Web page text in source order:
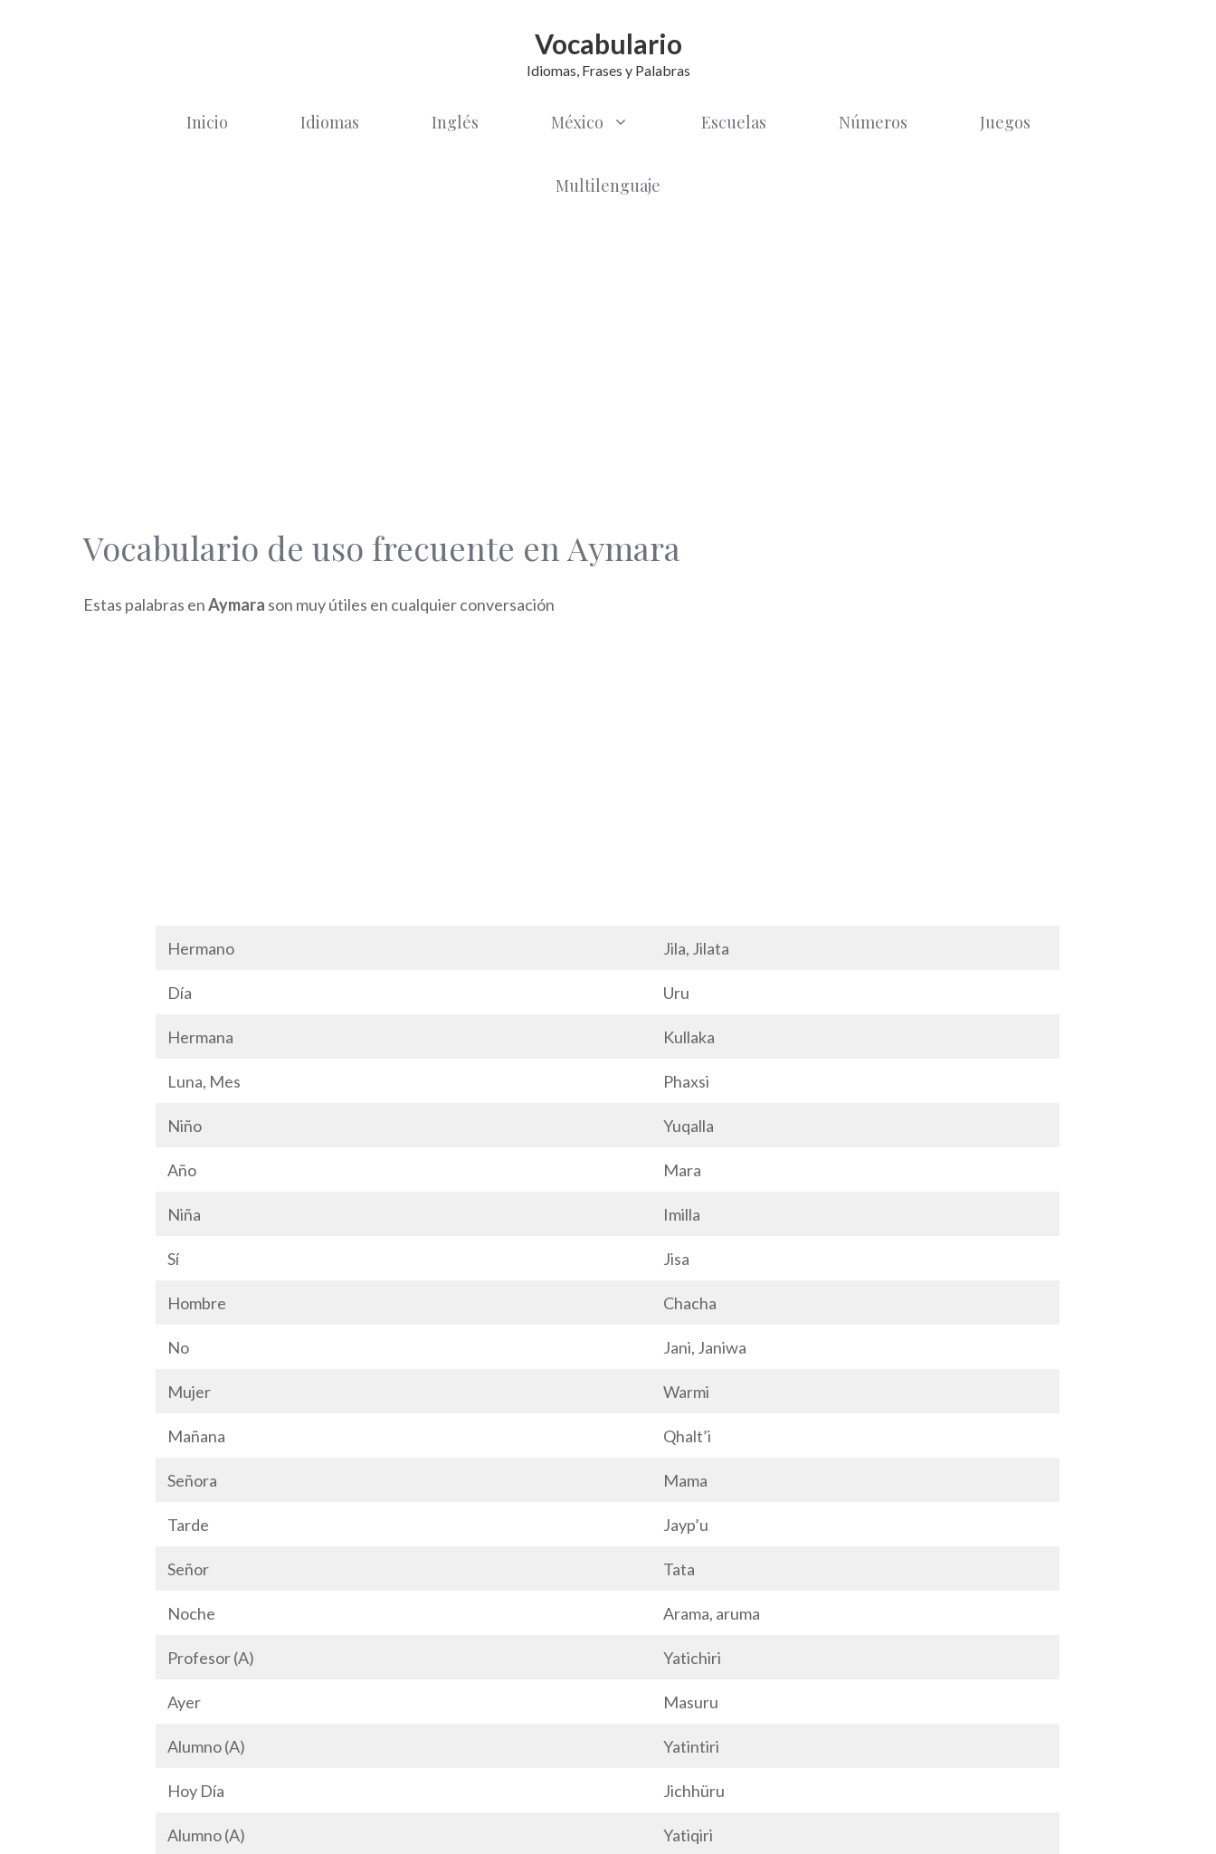
Vocabulario
Idiomas, Frases y Palabras
Inicio Idiomas Inglés México Escuelas Números Juegos
Multilenguaje
Vocabulario de uso frecuente en Aymara
Estas palabras enAymara son muy útiles en cualquier conversación
Hermano Jila, Jilata
Día Uru
Hermana Kullaka
Luna, Mes Phaxsi
Niño Yuqalla
Año Mara
Niña Imilla
Sí Jisa
Hombre Chacha
No Jani, Janiwa
Mujer Warmi
Mañana Qhalt’i
Señora Mama
Tarde Jayp’u
Señor Tata
Noche Arama, aruma
Profesor (A) Yatichiri
Ayer Masuru
Alumno (A) Yatintiri
Hoy Día Jichhüru
Alumno (A) Yatiqiri